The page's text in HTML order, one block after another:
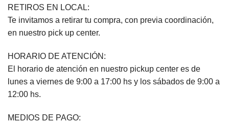
RETIROS EN LOCAL:
Te invitamos a retirar tu compra, con previa coordinación,
en nuestro pick up center.
HORARIO DE ATENCIÓN:
El horario de atención en nuestro pickup center es de
lunes a viernes de 9:00 a 17:00 hs y los sábados de 9:00 a
12:00 hs.
MEDIOS DE PAGO: